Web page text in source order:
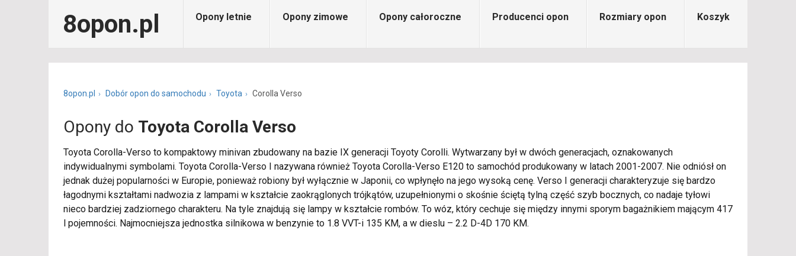
8opon.pl Opony letnie Opony zimowe Opony całoroczne Producenci opon Rozmiary opon Koszyk
8opon.pl Dobór opon do samochodu Toyota Corolla Verso
Opony do Toyota Corolla Verso
Toyota Corolla-Verso to kompaktowy minivan zbudowany na bazie IX generacji Toyoty Corolli. Wytwarzany był w dwóch generacjach, oznakowanych
indywidualnymi symbolami. Toyota Corolla-Verso I nazywana również Toyota Corolla-Verso E120 to samochód produkowany w latach 2001-2007. Nie odniósł on
jednak dużej popularności w Europie, ponieważ robiony był wyłącznie w Japonii, co wpłynęło na jego wysoką cenę. Verso I generacji charakteryzuje się bardzo
łagodnymi kształtami nadwozia z lampami w kształcie zaokrąglonych trójkątów, uzupełnionymi o skośnie ściętą tylną część szyb bocznych, co nadaje tyłowi
nieco bardziej zadziornego charakteru. Na tyle znajdują się lampy w kształcie rombów. To wóz, który cechuje się między innymi sporym bagażnikiem mającym 417
l pojemności. Najmocniejsza jednostka silnikowa w benzynie to 1.8 VVT-i 135 KM, a w dieslu – 2.2 D-4D 170 KM.